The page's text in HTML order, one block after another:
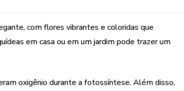
com flores vibrantes e coloridas que
em casa ou em um jardim pode trazer um
oxigênio durante a fotossíntese. Além disso,